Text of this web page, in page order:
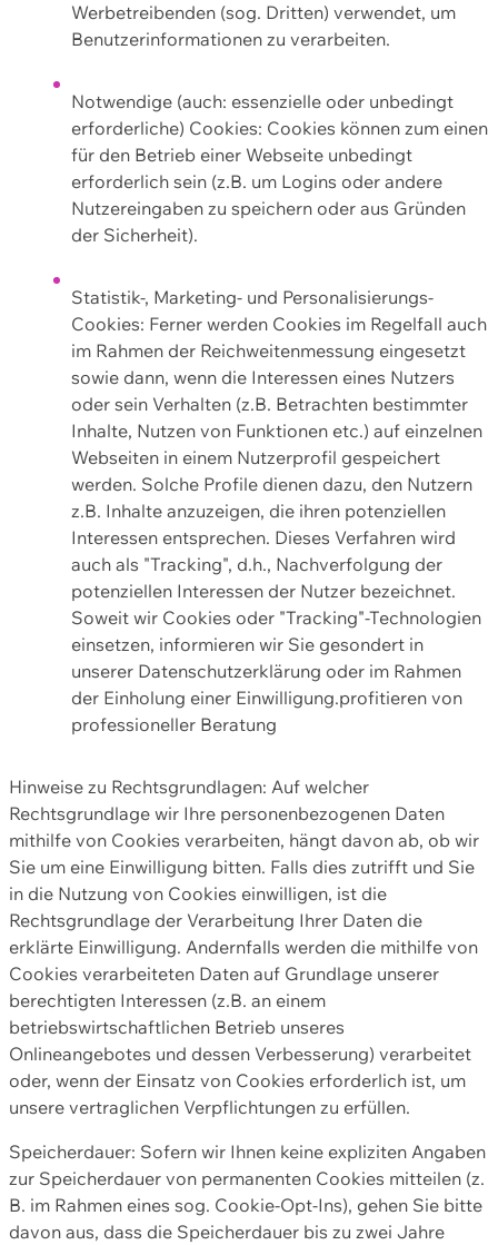
Werbetreibenden (sog. Dritten) verwendet, um
Benutzerinformationen zu verarbeiten.
Notwendige (auch: essenzielle oder unbedingt
erforderliche) Cookies: Cookies können zum einen
für den Betrieb einer Webseite unbedingt
erforderlich sein (z.B. um Logins oder andere
Nutzereingaben zu speichern oder aus Gründen
der Sicherheit).
Statistik-, Marketing- und Personalisierungs-
Cookies: Ferner werden Cookies im Regelfall auch
im Rahmen der Reichweitenmessung eingesetzt
sowie dann, wenn die Interessen eines Nutzers
oder sein Verhalten (z.B. Betrachten bestimmter
Inhalte, Nutzen von Funktionen etc.) auf einzelnen
Webseiten in einem Nutzerprofil gespeichert
werden. Solche Profile dienen dazu, den Nutzern
z.B. Inhalte anzuzeigen, die ihren potenziellen
Interessen entsprechen. Dieses Verfahren wird
auch als "Tracking", d.h., Nachverfolgung der
potenziellen Interessen der Nutzer bezeichnet.
Soweit wir Cookies oder "Tracking"-Technologien
einsetzen, informieren wir Sie gesondert in
unserer Datenschutzerklärung oder im Rahmen
der Einholung einer Einwilligung.profitieren von
professioneller Beratung
Hinweise zu Rechtsgrundlagen: Auf welcher
Rechtsgrundlage wir Ihre personenbezogenen Daten
mithilfe von Cookies verarbeiten, hängt davon ab, ob wir
Sie um eine Einwilligung bitten. Falls dies zutrifft und Sie
in die Nutzung von Cookies einwilligen, ist die
Rechtsgrundlage der Verarbeitung Ihrer Daten die
erklärte Einwilligung. Andernfalls werden die mithilfe von
Cookies verarbeiteten Daten auf Grundlage unserer
berechtigten Interessen (z.B. an einem
betriebswirtschaftlichen Betrieb unseres
Onlineangebotes und dessen Verbesserung) verarbeitet
oder, wenn der Einsatz von Cookies erforderlich ist, um
unsere vertraglichen Verpflichtungen zu erfüllen.
Speicherdauer: Sofern wir Ihnen keine expliziten Angaben
zur Speicherdauer von permanenten Cookies mitteilen (z.
B. im Rahmen eines sog. Cookie-Opt-Ins), gehen Sie bitte
davon aus, dass die Speicherdauer bis zu zwei Jahre